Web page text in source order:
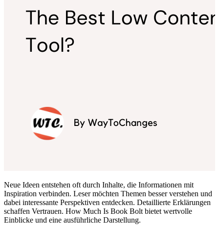
Neue Ideen entstehen oft durch Inhalte, die Informationen mit
Inspiration verbinden. Leser möchten Themen besser verstehen und
dabei interessante Perspektiven entdecken. Detaillierte Erklärungen
schaffen Vertrauen. How Much Is Book Bolt bietet wertvolle
Einblicke und eine ausführliche Darstellung.